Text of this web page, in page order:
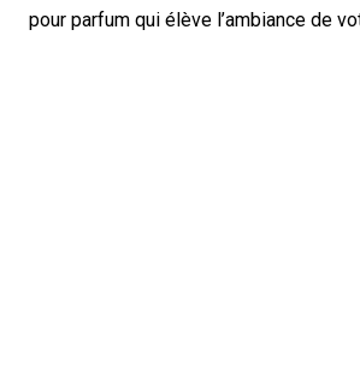
pour parfum qui élève l’ambiance de